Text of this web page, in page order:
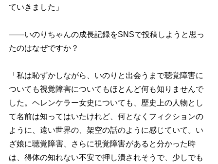
ていきました」
――いのりちゃんの成長記録をSNSで投稿しようと思っ
たのはなぜですか？
「私は恥ずかしながら、いのりと出会うまで聴覚障害に
ついても視覚障害についてもほとんど何も知りませんで
した。ヘレンケラー女史についても、歴史上の人物とし
て名前は知ってはいたけれど、何となくフィクションの
ように、遠い世界の、架空の話のように感じていて。い
ざ娘に聴覚障害、さらに視覚障害があると分かった時
は、得体の知れない不安で押し潰されそうで、少しでも